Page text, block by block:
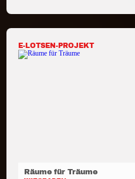
E-LOTSEN-PROJEKT
Räume für Träume